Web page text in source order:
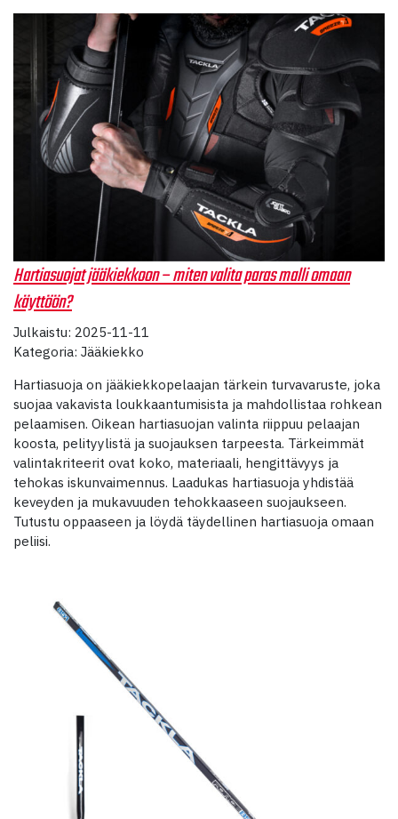
Hartiasuojat jääkiekkoon – miten valita paras malli omaan
käyttöön?
Julkaistu: 2025-11-11
Kategoria: Jääkiekko
Hartiasuoja on jääkiekkopelaajan tärkein turvavaruste, joka
suojaa vakavista loukkaantumisista ja mahdollistaa rohkean
pelaamisen. Oikean hartiasuojan valinta riippuu pelaajan
koosta, pelityylistä ja suojauksen tarpeesta. Tärkeimmät
valintakriteerit ovat koko, materiaali, hengittävyys ja
tehokas iskunvaimennus. Laadukas hartiasuoja yhdistää
keveyden ja mukavuuden tehokkaaseen suojaukseen.
Tutustu oppaaseen ja löydä täydellinen hartiasuoja omaan
peliisi.